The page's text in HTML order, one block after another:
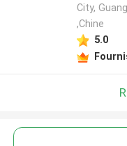
City,
,Chine
5.0